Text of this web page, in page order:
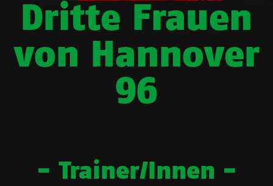
Dritte Frauen
von Hannover
96
- Trainer/Innen -